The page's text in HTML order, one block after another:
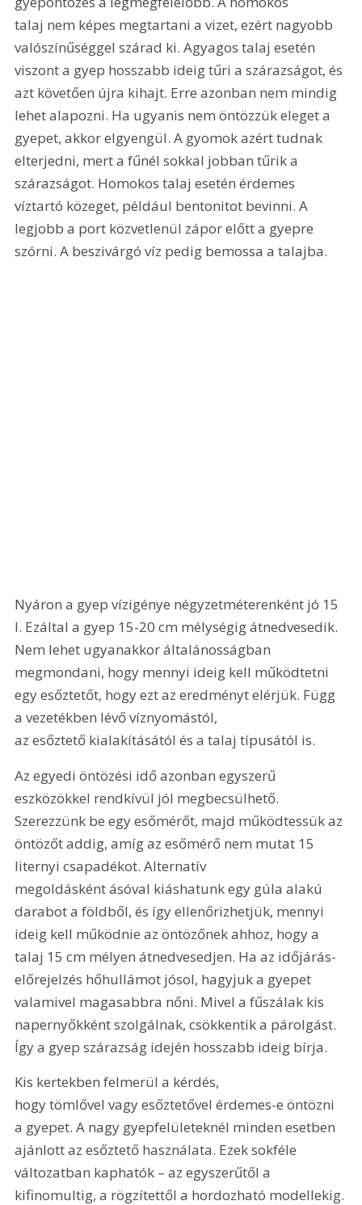
talaj nem képes megtartani a vizet, ezért nagyobb
valószínűséggel szárad ki. Agyagos talaj esetén
viszont a gyep hosszabb ideig tűri a szárazságot, és
azt követően újra kihajt. Erre azonban nem mindig
lehet alapozni. Ha ugyanis nem öntözzük eleget a
gyepet, akkor elgyengül. A gyomok azért tudnak
elterjedni, mert a fűnél sokkal jobban tűrik a
szárazságot. Homokos talaj esetén érdemes
víztartó közeget, például bentonitot bevinni. A
legjobb a port közvetlenül zápor előtt a gyepre
szórni. A beszivárgó víz pedig bemossa a talajba.
Nyáron a gyep vízigénye négyzetméterenként jó 15
l. Ezáltal a gyep 15-20 cm mélységig átnedvesedik.
Nem lehet ugyanakkor általánosságban
megmondani, hogy mennyi ideig kell működtetni
egy esőztetőt, hogy ezt az eredményt elérjük. Függ
a vezetékben lévő víznyomástól,
az esőztető kialakításától és a talaj típusától is.
Az egyedi öntözési idő azonban egyszerű
eszközökkel rendkívül jól megbecsülhető.
Szerezzünk be egy esőmérőt, majd működtessük az
öntözőt addig, amíg az esőmérő nem mutat 15
liternyi csapadékot. Alternatív
megoldásként ásóval kiáshatunk egy gúla alakú
darabot a földből, és így ellenőrizhetjük, mennyi
ideig kell működnie az öntözőnek ahhoz, hogy a
talaj 15 cm mélyen átnedvesedjen. Ha az időjárás-
előrejelzés hőhullámot jósol, hagyjuk a gyepet
valamivel magasabbra nőni. Mivel a fűszálak kis
napernyőkként szolgálnak, csökkentik a párolgást.
Így a gyep szárazság idején hosszabb ideig bírja.
Kis kertekben felmerül a kérdés,
hogy tömlővel vagy esőztetővel érdemes-e öntözni
a gyepet. A nagy gyepfelületeknél minden esetben
ajánlott az esőztető használata. Ezek sokféle
változatban kaphatók – az egyszerűtől a
kifinomultig, a rögzítettől a hordozható modellekig.